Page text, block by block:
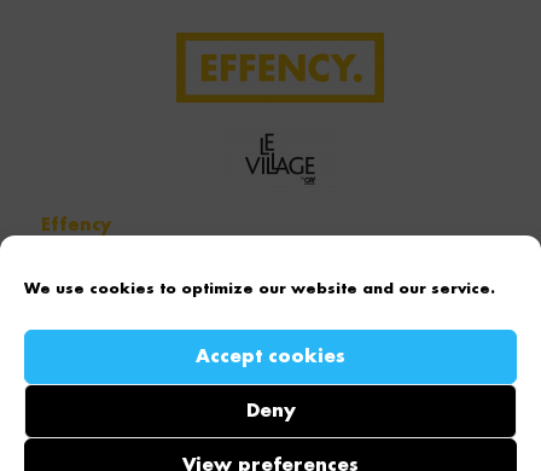
We use cookies to optimize our website and our service.
Accept cookies
Deny
View preferences
Effency
Qui sommes nous ?
Nos actualités